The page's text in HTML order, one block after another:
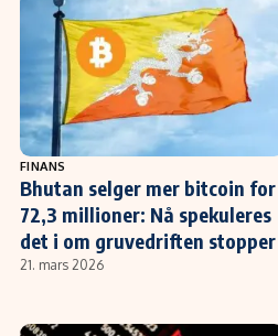
FINANS
Bhutan selger mer bitcoin for
72,3 millioner: Nå spekuleres
det i om gruvedriften stopper
21. mars 2026